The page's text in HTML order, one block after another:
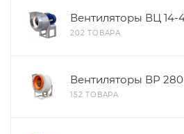
Вентиляторы ВЦ 14-
202 ТОВАРА
Вентиляторы ВР
152 ТОВАРА